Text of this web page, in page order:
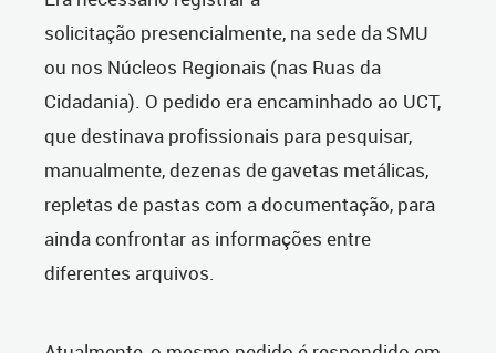
solicitação presencialmente, na sede da SMU
ou nos Núcleos Regionais (nas Ruas da
Cidadania). O pedido era encaminhado ao UCT,
que destinava profissionais para pesquisar,
manualmente, dezenas de gavetas metálicas,
repletas de pastas com a documentação, para
ainda confrontar as informações entre
diferentes arquivos.